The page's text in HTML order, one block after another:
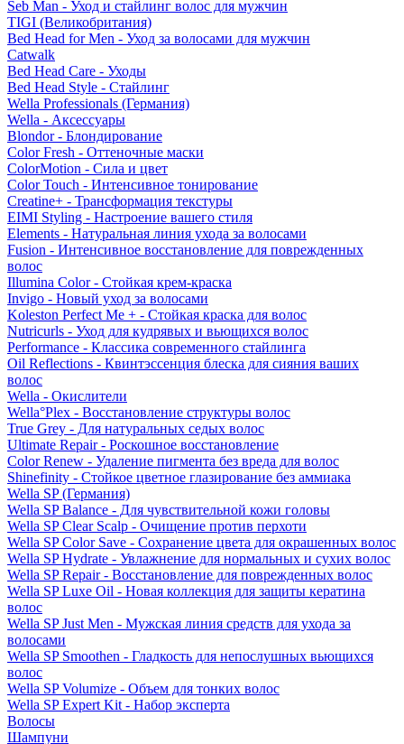
Seb Man - Уход и стайлинг волос для мужчин
TIGI (Великобритания)
Bed Head for Men - Уход за волосами для мужчин
Catwalk
Bed Head Care - Уходы
Bed Head Style - Стайлинг
Wella Professionals (Германия)
Wella - Аксессуары
Blondor - Блондирование
Color Fresh - Оттеночные маски
ColorMotion - Сила и цвет
Color Touch - Интенсивное тонирование
Creatine+ - Трансформация текстуры
EIMI Styling - Настроение вашего стиля
Elements - Натуральная линия ухода за волосами
Fusion - Интенсивное восстановление для поврежденных
волос
Illumina Color - Стойкая крем-краска
Invigo - Новый уход за волосами
Koleston Perfect Me + - Стойкая краска для волос
Nutricurls - Уход для кудрявых и вьющихся волос
Performance - Классика современного стайлинга
Oil Reflections - Квинтэссенция блеска для сияния ваших
волос
Wella - Окислители
Wella°Plex - Восстановление структуры волос
True Grey - Для натуральных седых волос
Ultimate Repair - Роскошное восстановление
Color Renew - Удаление пигмента без вреда для волос
Shinefinity - Стойкое цветное глазирование без аммиака
Wella SP (Германия)
Wella SP Balance - Для чувствительной кожи головы
Wella SP Clear Scalp - Очищение против перхоти
Wella SP Color Save - Сохранение цвета для окрашенных волос
Wella SP Hydrate - Увлажнение для нормальных и сухих волос
Wella SP Repair - Восстановление для поврежденных волос
Wella SP Luxe Oil - Новая коллекция для защиты кератина
волос
Wella SP Just Men - Мужская линия средств для ухода за
волосами
Wella SP Smoothen - Гладкость для непослушных вьющихся
волос
Wella SP Volumize - Объем для тонких волос
Wella SP Expert Kit - Набор эксперта
Волосы
Шампуни